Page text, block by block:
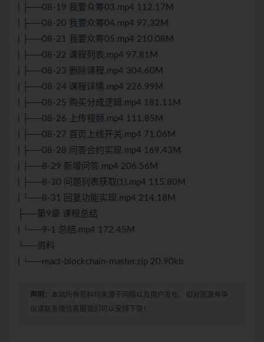
| ├──08-19 我要众筹03.mp4 112.17M
| ├──08-20 我要众筹04.mp4 97.32M
| ├──08-21 我要众筹05.mp4 210.08M
| ├──08-22 课程列表.mp4 97.81M
| ├──08-23 删除课程.mp4 304.60M
| ├──08-24 课程详情.mp4 226.99M
| ├──08-25 购买分成逻辑.mp4 181.11M
| ├──08-26 上传视频.mp4 111.85M
| ├──08-27 首页上线开关.mp4 71.06M
| ├──08-28 问答合约实现.mp4 169.43M
| ├──8-29 新增问答.mp4 206.56M
| ├──8-30 问题列表获取(1).mp4 115.80M
| └──8-31 回复功能实现.mp4 214.18M
├──第9章 课程总结
| └──9-1 总结.mp4 172.45M
└──资料
| └──react-blockchain-master.zip 20.90kb
声明： 本站所有资料均来源于网络以及用户发布，如对资源有争
议请联系微信客服我们可以安排下架！